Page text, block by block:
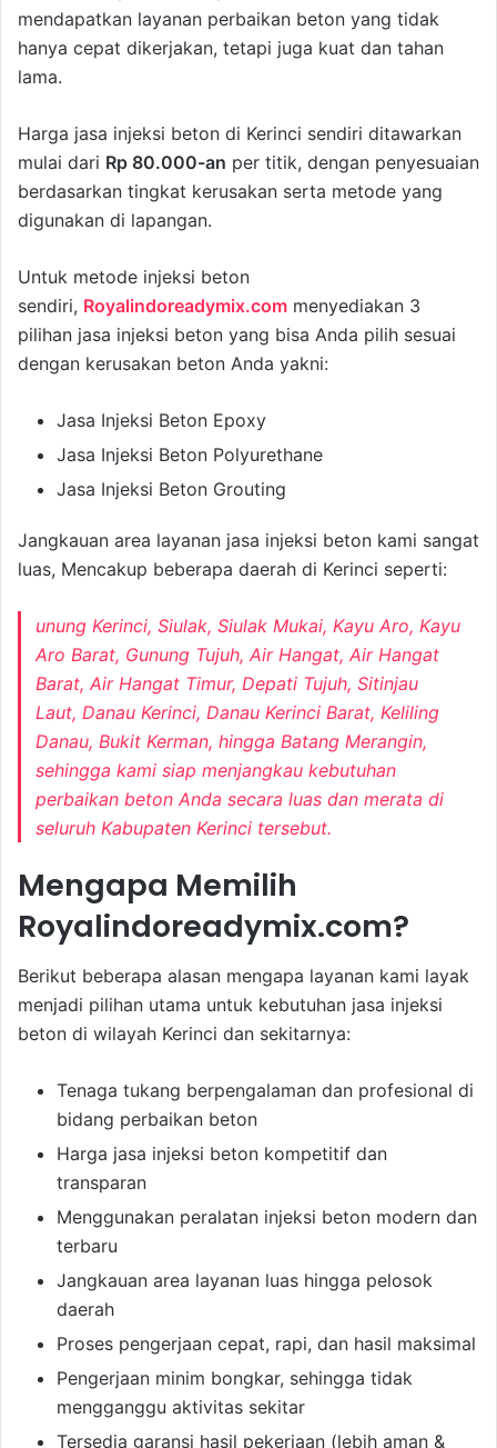
mendapatkan layanan perbaikan beton yang tidak
hanya cepat dikerjakan, tetapi juga kuat dan tahan
lama.
Harga jasa injeksi beton di Kerinci sendiri ditawarkan
mulai dari Rp 80.000-an per titik, dengan penyesuaian
berdasarkan tingkat kerusakan serta metode yang
digunakan di lapangan.
Untuk metode injeksi beton
sendiri, Royalindoreadymix.com menyediakan 3
pilihan jasa injeksi beton yang bisa Anda pilih sesuai
dengan kerusakan beton Anda yakni:
Jasa Injeksi Beton Epoxy
Jasa Injeksi Beton Polyurethane
Jasa Injeksi Beton Grouting
Jangkauan area layanan jasa injeksi beton kami sangat
luas, Mencakup beberapa daerah di Kerinci seperti:
unung Kerinci, Siulak, Siulak Mukai, Kayu Aro, Kayu
Aro Barat, Gunung Tujuh, Air Hangat, Air Hangat
Barat, Air Hangat Timur, Depati Tujuh, Sitinjau
Laut, Danau Kerinci, Danau Kerinci Barat, Keliling
Danau, Bukit Kerman, hingga Batang Merangin,
sehingga kami siap menjangkau kebutuhan
perbaikan beton Anda secara luas dan merata di
seluruh Kabupaten Kerinci tersebut.
Mengapa Memilih
Royalindoreadymix.com?
Berikut beberapa alasan mengapa layanan kami layak
menjadi pilihan utama untuk kebutuhan jasa injeksi
beton di wilayah Kerinci dan sekitarnya:
Tenaga tukang berpengalaman dan profesional di
bidang perbaikan beton
Harga jasa injeksi beton kompetitif dan
transparan
Menggunakan peralatan injeksi beton modern dan
terbaru
Jangkauan area layanan luas hingga pelosok
daerah
Proses pengerjaan cepat, rapi, dan hasil maksimal
Pengerjaan minim bongkar, sehingga tidak
mengganggu aktivitas sekitar
Tersedia garansi hasil pekerjaan (lebih aman &